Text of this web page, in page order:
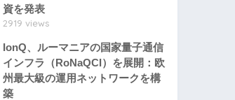
資を発表
2919 views
IonQ、ルーマニアの国家量子通信
インフラ（RoNaQCI）を展開：欧
州最大級の運用ネットワークを構
築